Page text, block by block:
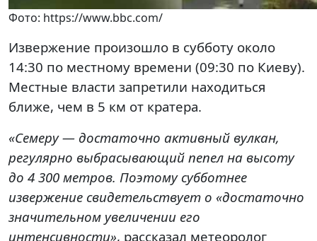
Фото: https://www.bbc.com/
Извержение произошло в субботу около
14:30 по местному времени (09:30 по Киеву).
Местные власти запретили находиться
ближе, чем в 5 км от кратера.
«Семеру — достаточно активный вулкан,
регулярно выбрасывающий пепел на высоту
до 4 300 метров. Поэтому субботнее
извержение свидетельствует о «достаточно
значительном увеличении его
интенсивности», рассказал метеоролог